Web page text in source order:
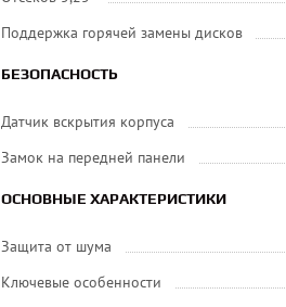
Поддержка горячей замены дисков
БЕЗОПАСНОСТЬ
Датчик вскрытия корпуса
Замок на передней панели
ОСНОВНЫЕ ХАРАКТЕРИСТИКИ
Защита от шума
Ключевые особенности